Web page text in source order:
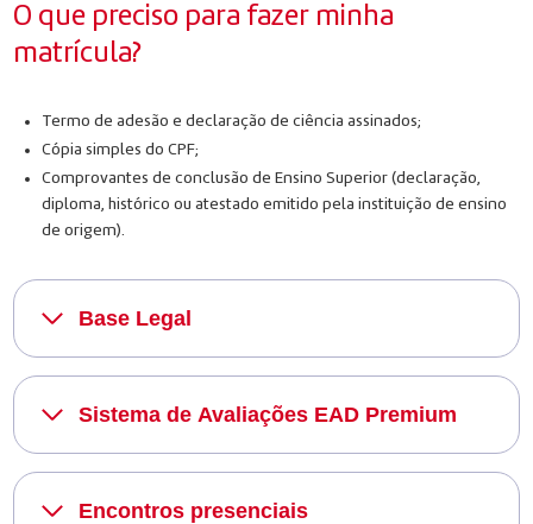
O que preciso para fazer minha
matrícula?
Termo de adesão e declaração de ciência assinados;
Cópia simples do CPF;
Comprovantes de conclusão de Ensino Superior (declaração,
diploma, histórico ou atestado emitido pela instituição de ensino
de origem).
Base Legal
Sistema de Avaliações EAD Premium
Encontros presenciais